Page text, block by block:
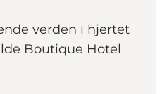
verden i hjertet
Boutique Hotel